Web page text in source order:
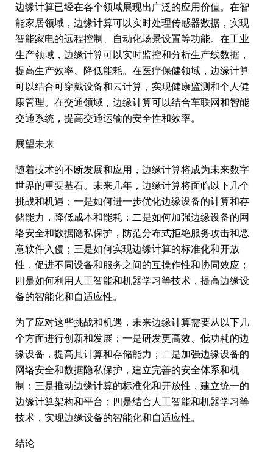
边缘计算已经在各个领域展现出广泛的应用价值。在智
能家居领域，边缘计算可以实时处理传感器数据，实现
智能家电的远程控制、自动化场景设置等功能。在工业
生产领域，边缘计算可以实时监控和分析生产线数据，
提高生产效率、降低能耗。在医疗保健领域，边缘计算
可以结合可穿戴设备和云计算，实现健康监测和个人健
康管理。在交通领域，边缘计算可以结合车联网和智能
交通系统，提高交通运输的安全性和效率。
展望未来
随着技术的不断发展和应用，边缘计算将成为未来数字
世界的重要基石。未来几年，边缘计算将面临以下几个
挑战和机遇：一是如何进一步优化边缘设备的计算和存
储能力，降低成本和能耗；二是如何加强边缘设备的网
络安全和数据隐私保护，防范分布式拒绝服务攻击和恶
意软件入侵；三是如何实现边缘计算的标准化和开放
性，促进不同设备和服务之间的互操作性和协同效应；
四是如何利用人工智能和机器学习等技术，提高边缘设
备的智能化和自适应性。
为了应对这些挑战和机遇，未来边缘计算需要从以下几
个方面进行创新和发展：一是研发更高效、低功耗的边
缘设备，提高其计算和存储能力；二是加强边缘设备的
网络安全和数据隐私保护，建立完善的安全体系和机
制；三是推动边缘计算的标准化和开放性，建立统一的
边缘计算架构和平台；四是结合人工智能和机器学习等
技术，实现边缘设备的智能化和自适应性。
结论